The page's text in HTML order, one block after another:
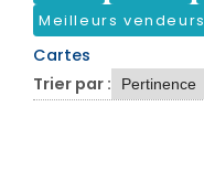
Meilleurs vendeurs
Cartes
Trier par :